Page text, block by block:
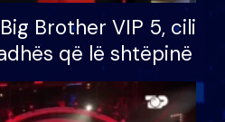
Brother VIP 5, cili
që lë shtëpinë